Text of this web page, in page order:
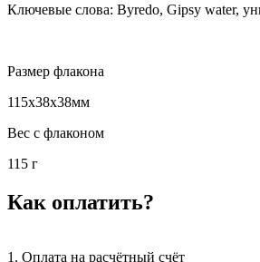
Ключевые слова: Byredo, Gipsy water,
Размер флакона
115x38x38мм
Вес с флаконом
115 г
Как оплатить?
1. Оплата на расчётный счёт